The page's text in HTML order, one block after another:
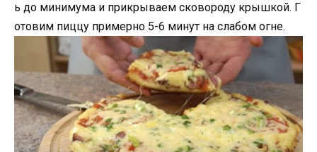
ь до минимума и прикрываем сковороду крышкой. Г
отовим пиццу примерно 5-6 минут на слабом огне.